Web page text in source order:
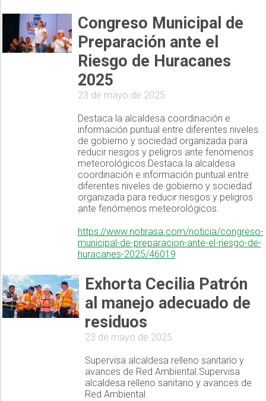
Congreso Municipal de
Preparación ante el
Riesgo de Huracanes
2025
23 de mayo de 2025
Destaca la alcaldesa coordinación e
información puntual entre diferentes niveles
de gobierno y sociedad organizada para
reducir riesgos y peligros ante fenómenos
meteorológicos.Destaca la alcaldesa
coordinación e información puntual entre
diferentes niveles de gobierno y sociedad
organizada para reducir riesgos y peligros
ante fenómenos meteorológicos.
https://www.notirasa.com/noticia/congreso-
municipal-de-preparacion-ante-el-riesgo-de-
huracanes-2025/46019
Exhorta Cecilia Patrón
al manejo adecuado de
residuos
23 de mayo de 2025
Supervisa alcaldesa relleno sanitario y
avances de Red Ambiental.Supervisa
alcaldesa relleno sanitario y avances de
Red Ambiental.